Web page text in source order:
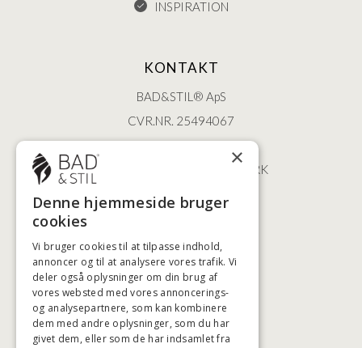
INSPIRATION
KONTAKT
BAD&STIL® ApS
CVR.NR. 25494067
ØSTERBROGADE 202
2100 KØBENHAVN • DANMARK
+45 3920 5084
HØJESTE KREDITVÆRDIGHED
BETALINGSMULIGHEDER
×
Denne hjemmeside bruger
cookies
Vi bruger cookies til at tilpasse indhold,
annoncer og til at analysere vores trafik. Vi
deler også oplysninger om din brug af
vores websted med vores annoncerings-
og analysepartnere, som kan kombinere
dem med andre oplysninger, som du har
givet dem, eller som de har indsamlet fra